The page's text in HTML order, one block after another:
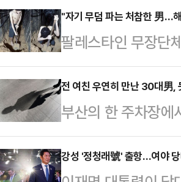
"자기 무덤 파는 처참한 男…
팔레스타인 무장단
한 모습을 연이어
있다"고 말한다.2
속 인질은 2023년
된 에비아타르 다
가자지구 한 지하
전 여친 우연히 만난 30대男,
부산의 한 주차장
받고 있다.2일 부산
속 입건해 조사하고
강성 '정청래號' 출항…여야